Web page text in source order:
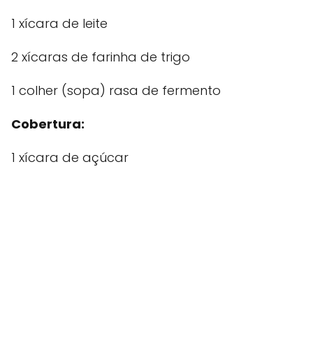
1 xícara de leite
2 xícaras de farinha de trigo
1 colher (sopa) rasa de fermento
Cobertura:
1 xícara de açúcar